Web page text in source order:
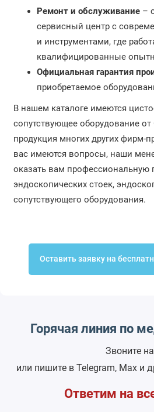
Ремонт и обслуживание–
сервисный центр с
и инструментами, где
квалифицированные
Официальная гарантия
приобретаемое
В нашем каталоге имеются
сопутствующее оборудование от
продукция многих других фирм-
вас имеются вопросы, наши
оказать вам
эндоскопических стоек,
сопутствующего оборудования.
Оставить заявку на
Горячая линия по
Звоните
или пишите в Telegram, Max и
Ответим на